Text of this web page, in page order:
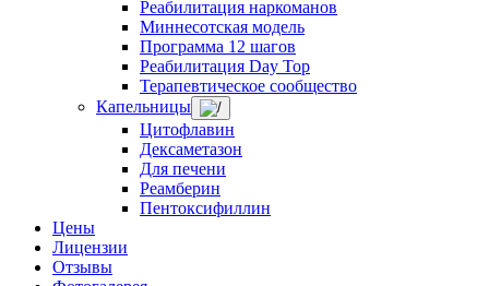
Реабилитация наркоманов
Миннесотская модель
Программа 12 шагов
Реабилитация Day Top
Терапевтическое сообщество
Капельницы
Цитофлавин
Дексаметазон
Для печени
Реамберин
Пентоксифиллин
Цены
Лицензии
Отзывы